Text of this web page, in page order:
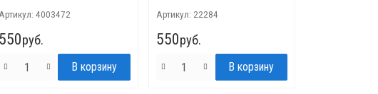
Артикул:4003472
550руб.
Артикул: 22284
550руб.